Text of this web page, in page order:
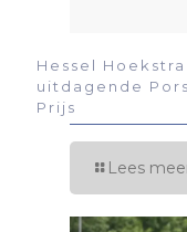
Hessel
uitdagende
Prijs
Lees